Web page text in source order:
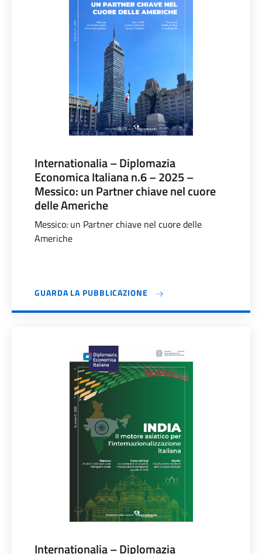
Internationalia – Diplomazia
Economica Italiana n.6 – 2025 –
Messico: un Partner chiave nel cuore
delle Americhe
Messico: un Partner chiave nel cuore delle
Americhe
GUARDA LA PUBBLICAZIONE
Internationalia – Diplomazia